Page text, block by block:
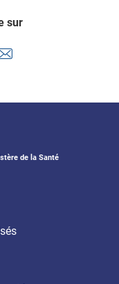
sur
de la Santé